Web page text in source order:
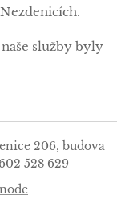
služby byly
206, budova
528 629